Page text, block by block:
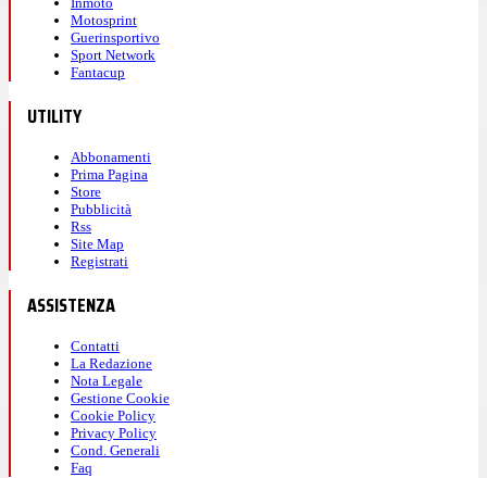
Motosprint
Guerinsportivo
Sport Network
Fantacup
UTILITY
Abbonamenti
Prima Pagina
Store
Pubblicità
Rss
Site Map
Registrati
ASSISTENZA
Contatti
La Redazione
Nota Legale
Gestione Cookie
Cookie Policy
Privacy Policy
Cond. Generali
Faq